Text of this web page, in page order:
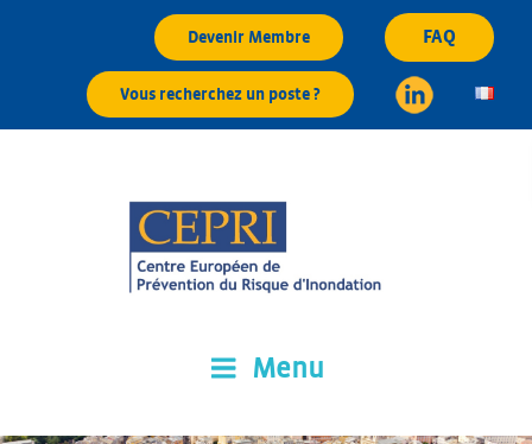
Devenir Membre FAQ
Vous recherchez un poste ?
Menu